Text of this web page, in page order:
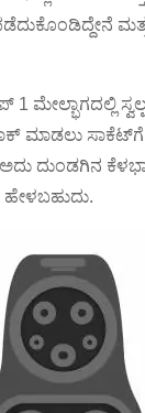
ಮೇಲ್ಭಾಗದಲ್ಲಿ
ಮಾಡಲು
ದುಂಡಗಿನ
ಹೇಳಬಹುದು.